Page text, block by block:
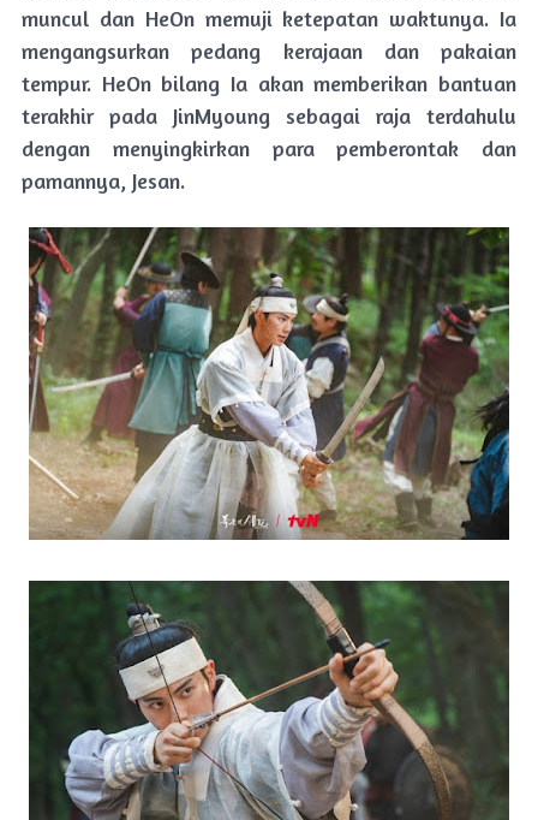
muncul dan HeOn memuji ketepatan waktunya. Ia
mengangsurkan pedang kerajaan dan pakaian
tempur. HeOn bilang Ia akan memberikan bantuan
terakhir pada JinMyoung sebagai raja terdahulu
dengan menyingkirkan para pemberontak dan
pamannya, Jesan.